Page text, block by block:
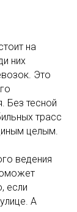
на
них
Это
Без тесной
трасс
целым.
ведения
если
А